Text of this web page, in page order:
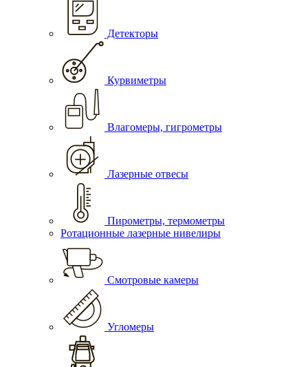
Детекторы
Курвиметры
Влагомеры, гигрометры
Лазерные отвесы
Пирометры, термометры
Ротационные лазерные нивелиры
Смотровые камеры
Угломеры